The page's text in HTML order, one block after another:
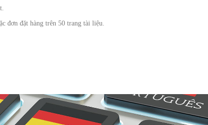
đơn đặt hàng trên 50 trang tài liệu.